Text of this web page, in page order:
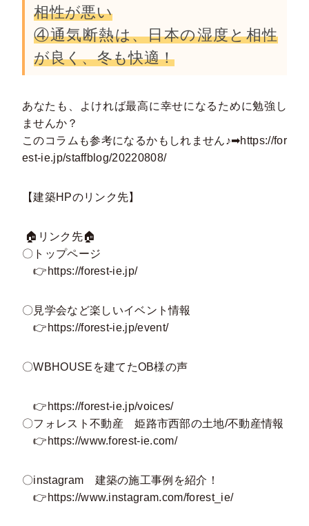
相性が悪い
④通気断熱は、日本の湿度と相性
が良く、冬も快適！
あなたも、よければ最高に幸せになるために勉強し
ませんか？
このコラムも参考になるかもしれません♪➡https://for
est-ie.jp/staffblog/20220808/
【建築HPのリンク先】
🏠リンク先🏠
〇トップページ
👉 https://forest-ie.jp/
〇見学会など楽しいイベント情報
👉 https://forest-ie.jp/event/
〇WBHOUSEを建てたOB様の声
👉 https://forest-ie.jp/voices/
〇フォレスト不動産 姫路市西部の土地/不動産情報
👉 https://www.forest-ie.com/
〇instagram 建築の施工事例を紹介！
👉 https://www.instagram.com/forest_ie/